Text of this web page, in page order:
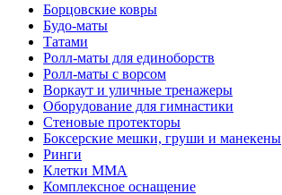
Борцовские ковры
Будо-маты
Татами
Ролл-маты для единоборств
Ролл-маты с ворсом
Воркаут и уличные тренажеры
Оборудование для гимнастики
Стеновые протекторы
Боксерские мешки, груши и манекены
Ринги
Клетки ММА
Комплексное оснащение